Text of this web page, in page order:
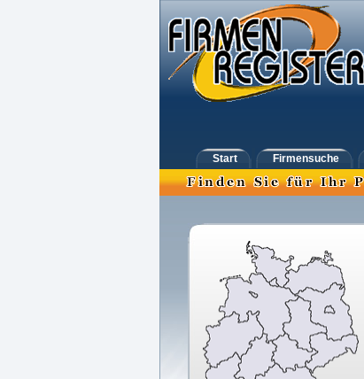
Start Firmensuche